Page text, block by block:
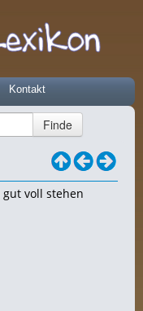
Kontakt
gut voll stehen